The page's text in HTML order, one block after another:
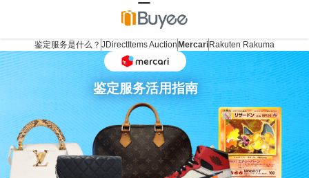
鉴定服务是什么？ JDirectItems Auction Mercari Rakuten Rakuma
鉴定服务活用指南